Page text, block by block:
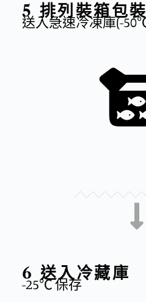
5 排列裝箱包裝
送入急速冷凍庫(-
6 送入冷藏庫
-25℃ 保存